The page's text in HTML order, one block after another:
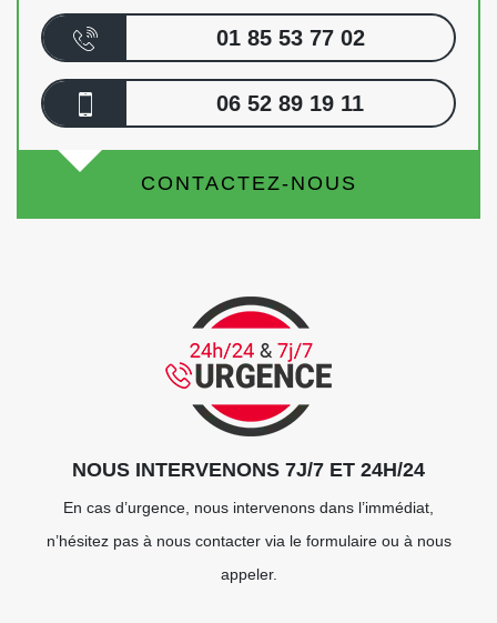
01 85 53 77 02
06 52 89 19 11
CONTACTEZ-NOUS
NOUS INTERVENONS 7J/7 ET 24H/24
En cas d’urgence, nous intervenons dans l’immédiat,
n’hésitez pas à nous contacter via le formulaire ou à nous
appeler.